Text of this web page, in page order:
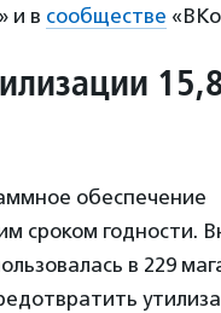
и в сообществе
обеспечение
сроком годности.
в 229